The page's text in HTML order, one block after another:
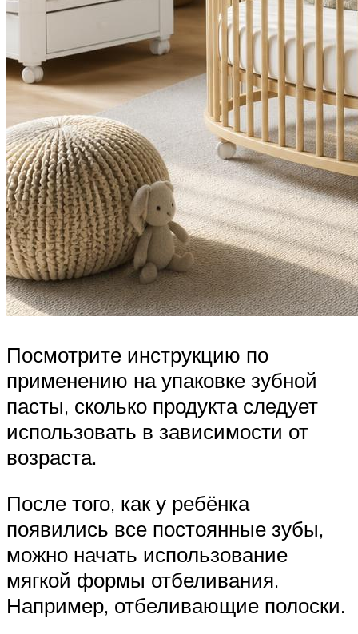
Посмотрите инструкцию по
применению на упаковке зубной
пасты, сколько продукта следует
использовать в зависимости от
возраста.
После того, как у ребёнка
появились все постоянные зубы,
можно начать использование
мягкой формы отбеливания.
Например, отбеливающие полоски.